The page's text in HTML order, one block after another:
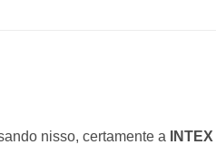
nisso, certamente a INTEX